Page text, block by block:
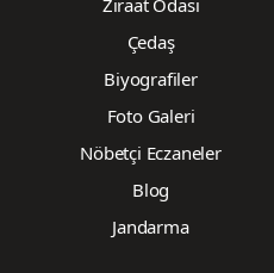
Ziraat Odası
Çedaş
Biyografiler
Foto Galeri
Nöbetçi Eczaneler
Blog
Jandarma